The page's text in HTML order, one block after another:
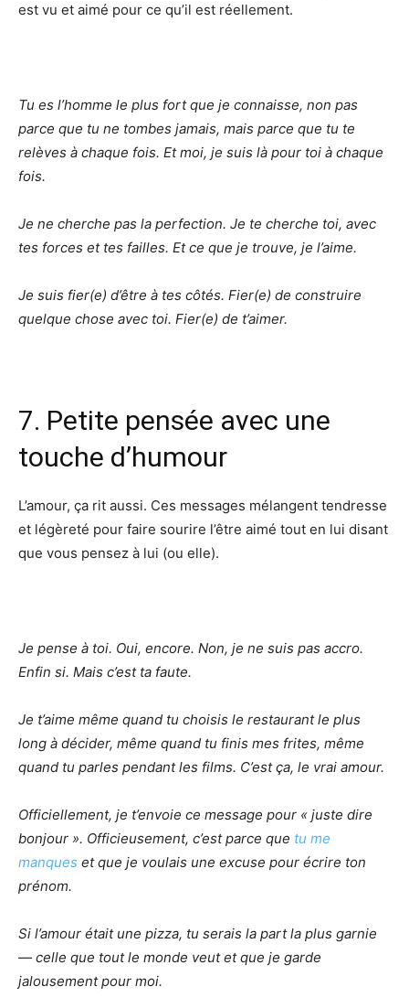
est vu et aimé pour ce qu’il est réellement.
Tu es l’homme le plus fort que je connaisse, non pas
parce que tu ne tombes jamais, mais parce que tu te
relèves à chaque fois. Et moi, je suis là pour toi à chaque
fois.
Je ne cherche pas la perfection. Je te cherche toi, avec
tes forces et tes failles. Et ce que je trouve, je l’aime.
Je suis fier(e) d’être à tes côtés. Fier(e) de construire
quelque chose avec toi. Fier(e) de t’aimer.
7. Petite pensée avec une
touche d’humour
L’amour, ça rit aussi. Ces messages mélangent tendresse
et légèreté pour faire sourire l’être aimé tout en lui disant
que vous pensez à lui (ou elle).
Je pense à toi. Oui, encore. Non, je ne suis pas accro.
Enfin si. Mais c’est ta faute.
Je t’aime même quand tu choisis le restaurant le plus
long à décider, même quand tu finis mes frites, même
quand tu parles pendant les films. C’est ça, le vrai amour.
Officiellement, je t’envoie ce message pour « juste dire
bonjour ». Officieusement, c’est parce que tu me
manques et que je voulais une excuse pour écrire ton
prénom.
Si l’amour était une pizza, tu serais la part la plus garnie
— celle que tout le monde veut et que je garde
jalousement pour moi.